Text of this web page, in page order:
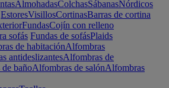
AlmohadasColchasSábanasNórdicos
EstoresVisillosCortinasBarras de cortina
FundasCojín con relleno
sofás Fundas de sofásPlaids
de habitaciónAlfombras
antideslizantesAlfombras de
bañoAlfombras de salónAlfombras